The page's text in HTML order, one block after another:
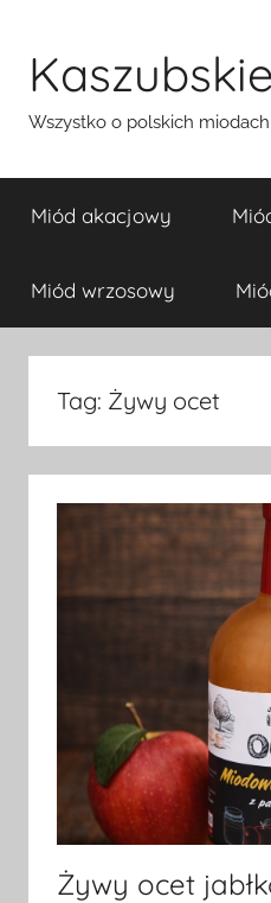
treści
Wszystko o polskich
Miód akacjowy
Miód wrzosowy
Tag: Żywy ocet
Żywy ocet